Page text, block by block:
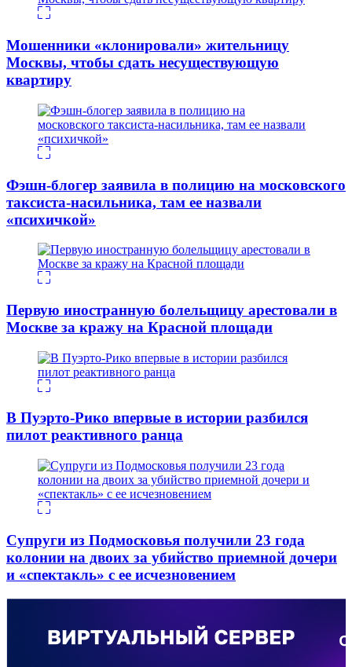
Мошенники «клонировали» жительницу
Москвы, чтобы сдать несуществующую
квартиру
Фэшн-блогер заявила в полицию на московского
таксиста-насильника, там ее назвали
«психичкой»
Первую иностранную болельщицу арестовали в
Москве за кражу на Красной площади
В Пуэрто-Рико впервые в истории разбился
пилот реактивного ранца
Супруги из Подмосковья получили 23 года
колонии на двоих за убийство приемной дочери
и «спектакль» с ее исчезновением